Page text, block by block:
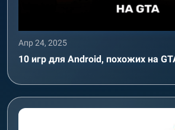
Апр 24, 2025
10 игр для Android, похожих на